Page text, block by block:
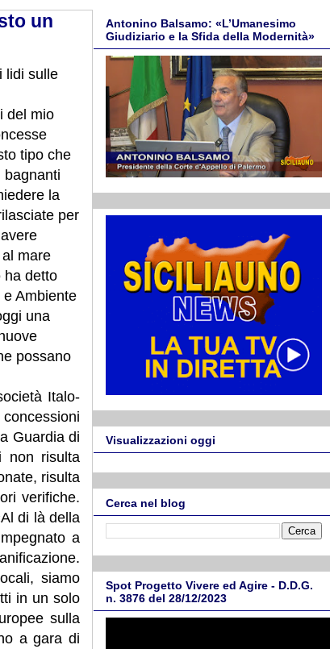
un
lidi sulle
del mio
tipo che
bagnanti
la
per
mare
ha detto
e Ambiente
una
possano
Italo-
Guardia di
non risulta
risulta
verifiche.
di là della
a
siamo
in un solo
sulla
a gara di
Antonino Balsamo: «L’Umanesimo
Giudiziario e la Sfida della Modernità»
Visualizzazioni oggi
Cerca nel blog
Spot Progetto Vivere ed Agire - D.D.G.
n. 3876 del 28/12/2023